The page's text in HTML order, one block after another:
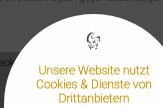
500,- € Versandkostenfrei
Unsere Website nutzt
Cookies & Dienste von
Drittanbietern